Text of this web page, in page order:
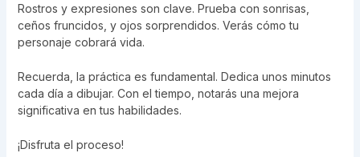
Rostros y expresiones son clave. Prueba con sonrisas,
ceños fruncidos, y ojos sorprendidos. Verás cómo tu
personaje cobrará vida.
Recuerda, la práctica es fundamental. Dedica unos minutos
cada día a dibujar. Con el tiempo, notarás una mejora
significativa en tus habilidades.
¡Disfruta el proceso!